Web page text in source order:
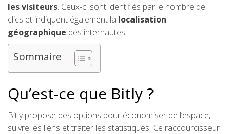
les visiteurs. Ceux-ci sont identifiés par le nombre de
clics et indiquent également la localisation
géographique des internautes.
Sommaire
Qu’est-ce que Bitly ?
Bitly propose des options pour économiser de l’espace,
suivre les liens et traiter les statistiques. Ce raccourcisseur